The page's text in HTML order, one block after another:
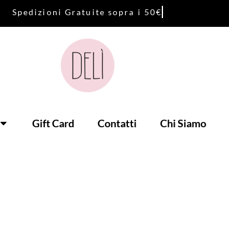
Sped izi on i Gratu ite sopra i 50€
Gift Card Contatti Chi Siamo